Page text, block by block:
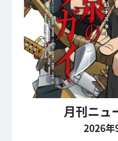
月刊ニュ
2026年